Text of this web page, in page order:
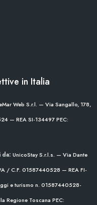
in Italia
Web S.r.l. — Via Sangallo, 178,
— REA SI-134497PEC:
da: UnicoStay S.r.l.s. — Via Dante
/ C.F. 01587440528 — REA FI-
e turismo n. 01587440528-
Regione Toscana PEC: